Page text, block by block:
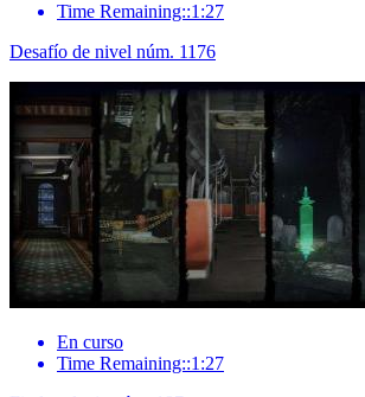
Time Remaining::1:27
Desafío de nivel núm. 1176
En curso
Time Remaining::1:27